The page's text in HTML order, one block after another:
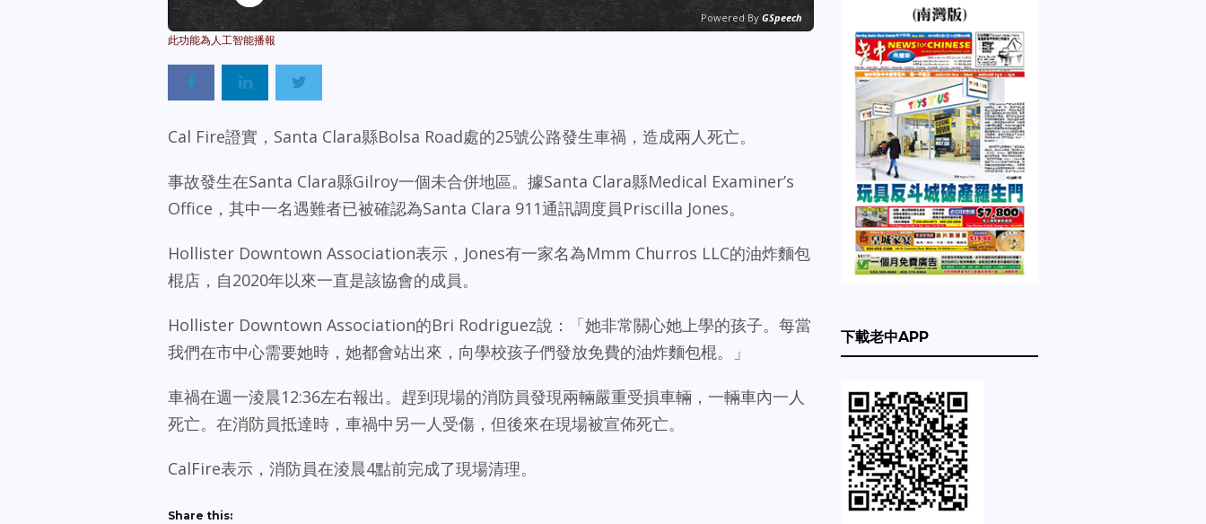
Powered By GSpeech
Cal Fire證實，Santa Clara縣Bolsa Road處的25號公路發生車禍，造成兩人死亡。
事故發生在Santa Clara縣Gilroy一個未合併地區。據Santa Clara縣Medical Examiner’s
Office，其中一名遇難者已被確認為Santa Clara 911通訊調度員Priscilla Jones。
Hollister Downtown Association表示，Jones有一家名為Mmm Churros LLC的油炸麵包
棍店，自2020年以來一直是該協會的成員。
Hollister Downtown Association的Bri Rodriguez說：「她非常關心她上學的孩子。每當
我們在市中心需要她時，她都會站出來，向學校孩子們發放免費的油炸麵包棍。」
車禍在週一淩晨12:36左右報出。趕到現場的消防員發現兩輛嚴重受損車輛，一輛車內一人
死亡。在消防員抵達時，車禍中另一人受傷，但後來在現場被宣佈死亡。
CalFire表示，消防員在淩晨4點前完成了現場清理。
Share this:
下載老中APP